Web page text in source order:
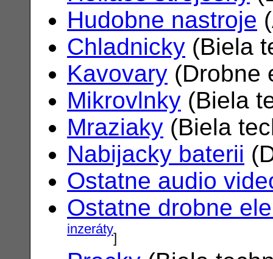
Hudobne nastroje
Chladnicky (Biela
Kavovary (Drobne
Mikrovlnky (Biela
Mraziaky (Biela
Nabijacky baterii
Ostatne audio
Ostatne drobne
inzeráty]